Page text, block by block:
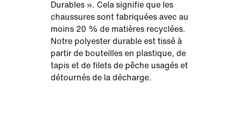
Durables ». Cela signifie que les
chaussures sont fabriquées avec au
moins 20 % de matières recyclées.
Notre polyester durable est tissé à
partir de bouteilles en plastique, de
tapis et de filets de pêche usagés et
détournés de la décharge.